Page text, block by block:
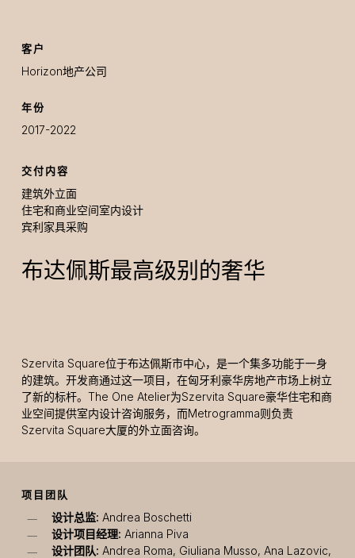
客户
Horizon地产公司
年份
2017-2022
交付内容
建筑外立面
住宅和商业空间室内设计
宾利家具采购
布达佩斯最高级别的奢华
Szervita Square位于布达佩斯市中心，是一个集多功能于一身
的建筑。开发商通过这一项目，在匈牙利豪华房地产市场上树立
了新的标杆。The One Atelier为Szervita Square豪华住宅和商
业空间提供室内设计咨询服务，而Metrogramma则负责
Szervita Square大厦的外立面咨询。
项目团队
设计总监: Andrea Boschetti
设计项目经理: Arianna Piva
设计团队: Andrea Roma, Giuliana Musso, Ana Lazovic,